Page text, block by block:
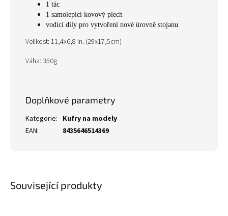
Související produkty
1 tác
1 samolepící kovový plech
vodicí díly pro vytvoření nové úrovně stojanu
Velikost: 11,4x6,8 in. (29x17,5cm)
Váha: 350g
Doplňkové parametry
Kategorie: Kufry na modely
EAN: 8435646514369